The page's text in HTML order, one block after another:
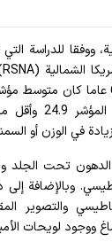
ووفقا للدراسة
32. عندما
في الوزن أو
تحت الجلد
والتصوير
ووجود لويحات